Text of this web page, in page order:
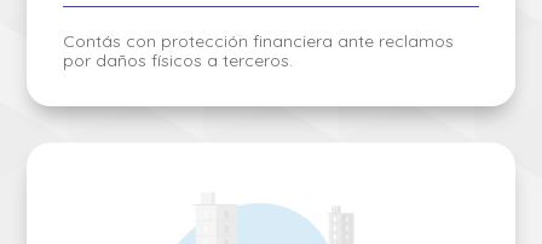
Contás con protección financiera ante reclamos
por daños físicos a terceros.